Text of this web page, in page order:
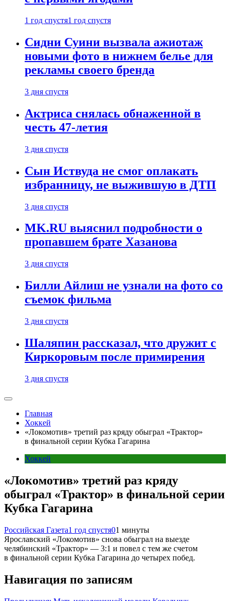
1 год спустя1 год спустя
Сидни Суини вызвала ажиотаж
новыми фото в нижнем белье для
рекламы своего бренда
3 дня спустя
Актриса снялась обнаженной в
честь 47-летия
3 дня спустя
Сын Иствуда не смог оплакать
избранницу, не выжившую в ДТП
3 дня спустя
MK.RU выяснил подробности о
пропавшем брате Хазанова
3 дня спустя
Билли Айлиш не узнали на фото со
съемок фильма
3 дня спустя
Шаляпин рассказал, что дружит с
Киркоровым после примирения
3 дня спустя
Главная
Хоккей
«Локомотив» третий раз кряду обыграл «Трактор»
в финальной серии Кубка Гагарина
Хоккей
«Локомотив» третий раз кряду
обыграл «Трактор» в финальной серии
Кубка Гагарина
Российская Газета1 год спустя01 минуты
Ярославский «Локомотив» снова обыграл на выезде
челябинский «Трактор» — 3:1 и повел с тем же счетом
в финальной серии Кубка Гагарина до четырех побед.
Навигация по записям